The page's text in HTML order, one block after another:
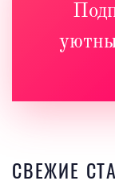
СВЕЖИЕ